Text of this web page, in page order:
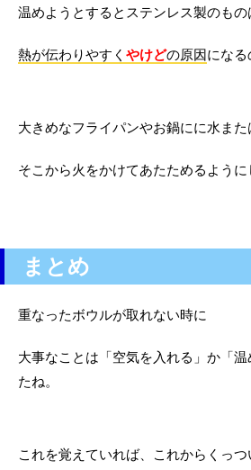
温めようとするとステンレス製のもの
熱が伝わりやすく やけどの原因になる
大きめなフライパンやお鍋にに水また
そこから火をかけてあたためるように
まとめ
重なったボウルが取れない時に
大事なことは「空気を入れる」か「
たね。
これを覚えていれば、これからくっ